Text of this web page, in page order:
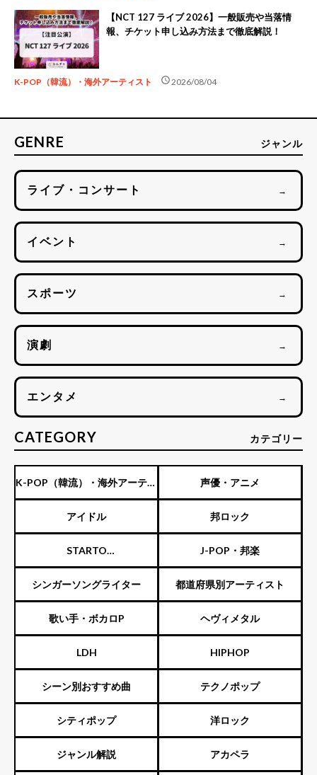
【NCT 127 ライブ 2026】一般販売や当落情
報、チケット申し込み方法まで徹底解説！
K-POP（韓流）・海外アーティスト schedule2026/08/04
GENRE ジャンル
ライブ・コンサート →
イベント →
スポーツ →
演劇 →
エンタメ →
CATEGORY カテゴリー
K-POP（韓流）・海外アーティ
スト
声優・アニメ
アイドル 邦ロック
STARTO
ENTERTAINMENT（旧ジャニ
ーズ）
J-POP・邦楽
シンガーソングライター 都道府県別アーティスト
歌い手・ボカロP ヘヴィメタル
LDH HIPHOP
シーン別おすすめ曲 テクノポップ
シティポップ 洋ロック
ジャンル解説 アカペラ